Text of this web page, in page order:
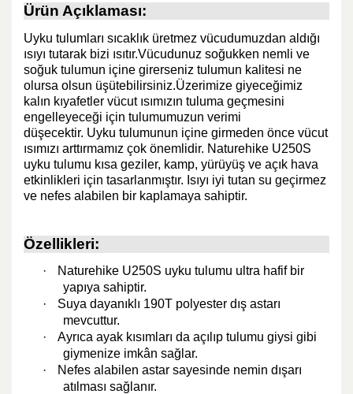
Ürün Açıklaması:
Uyku tulumları sıcaklık üretmez vücudumuzdan aldığı
ısıyı tutarak bizi ısıtır.Vücudunuz soğukken nemli ve
soğuk tulumun içine girerseniz tulumun kalitesi ne
olursa olsun üşütebilirsiniz.Üzerimize giyeceğimiz
kalın kıyafetler vücut ısımızın tuluma geçmesini
engelleyeceği için tulumumuzun verimi
düşecektir. Uyku tulumunun içine girmeden önce vücut
ısımızı arttırmamız çok önemlidir. Naturehike U250S
uyku tulumu kısa geziler, kamp, ​​yürüyüş ve açık hava
etkinlikleri için tasarlanmıştır. Isıyı iyi tutan su geçirmez
ve nefes alabilen bir kaplamaya sahiptir.
Özellikleri:
·
Naturehike U250S uyku tulumu ultra hafif bir
yapıya sahiptir.
·
Suya dayanıklı 190T polyester dış astarı
mevcuttur.
·
Ayrıca ayak kısımları da açılıp tulumu giysi gibi
giymenize imkân sağlar.
·
Nefes alabilen astar sayesinde nemin dışarı
atılması sağlanır.